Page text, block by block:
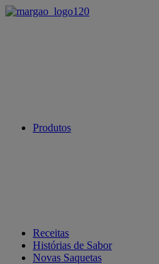
Produtos
Receitas
Histórias de Sabor
Novas Saquetas